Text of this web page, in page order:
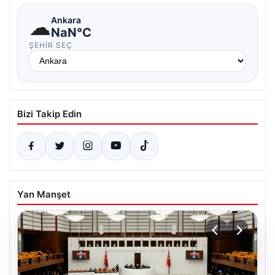
☁Ankara
NaN°C
ŞEHIR SEÇ
Bizi Takip Edin
Yan Manşet